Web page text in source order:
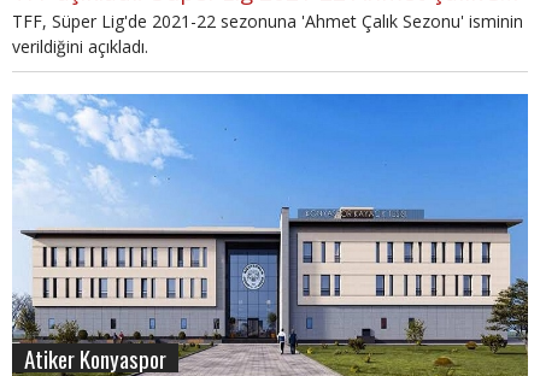
TFF, Süper Lig'de 2021-22 sezonuna 'Ahmet Çalık Sezonu' isminin
verildiğini açıkladı.
Atiker Konyaspor